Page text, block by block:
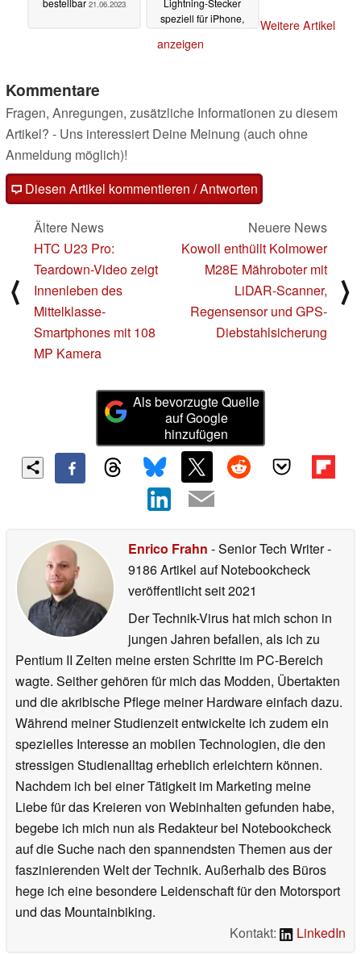
bestellbar 21.06.2023
Lightning-Stecker
speziell für iPhone,
Weitere Artikel
anzeigen
Kommentare
Fragen, Anregungen, zusätzliche Informationen zu diesem
Artikel? - Uns interessiert Deine Meinung (auch ohne
Anmeldung möglich)!
Diesen Artikel kommentieren / Antworten
⟨
Ältere News
HTC U23 Pro:
Teardown-Video zeigt
Innenleben des
Mittelklasse-
Smartphones mit 108
MP Kamera
Neuere News
Kowoll enthüllt Kolmower
M28E Mähroboter mit
LiDAR-Scanner,
Regensensor und GPS-
Diebstahlsicherung
⟩
Als bevorzugte Quelle
auf Google
hinzufügen
Enrico Frahn - Senior Tech Writer-
9186 Artikel auf Notebookcheck
veröffentlichtseit 2021
Der Technik-Virus hat mich schon in
jungen Jahren befallen, als ich zu
Pentium II Zeiten meine ersten Schritte im PC-Bereich
wagte. Seither gehören für mich das Modden, Übertakten
und die akribische Pflege meiner Hardware einfach dazu.
Während meiner Studienzeit entwickelte ich zudem ein
spezielles Interesse an mobilen Technologien, die den
stressigen Studienalltag erheblich erleichtern können.
Nachdem ich bei einer Tätigkeit im Marketing meine
Liebe für das Kreieren von Webinhalten gefunden habe,
begebe ich mich nun als Redakteur bei Notebookcheck
auf die Suche nach den spannendsten Themen aus der
faszinierenden Welt der Technik. Außerhalb des Büros
hege ich eine besondere Leidenschaft für den Motorsport
und das Mountainbiking.
Kontakt:
LinkedIn